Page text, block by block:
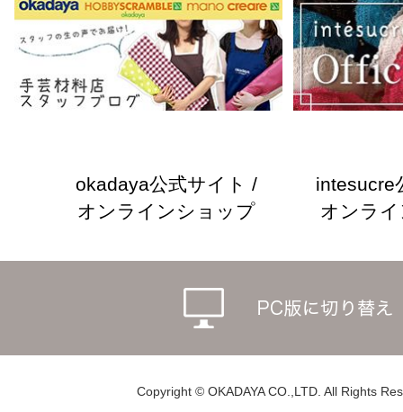
okadaya公式サイト /
オンラインショップ
intesucre
オンラ
Copyright © OKADAYA CO.,LTD. All Rights